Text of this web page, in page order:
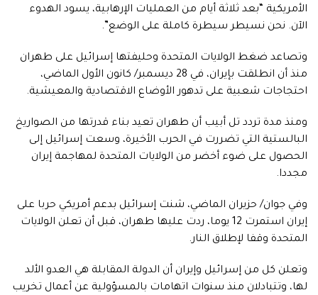
الأمريكية “بعد ثلاثة أيام من العمليات الإرهابية، يسود الهدوء
الآن. نحن نسيطر سيطرة كاملة على الوضع”.
وتصاعد ضغط الولايات المتحدة وحليفتها إسرائيل على طهران
منذ أن انطلقت بإيران، في 28 ديسمبر/ كانون الأول الماضي،
احتجاجات شعبية على تدهور الأوضاع الاقتصادية والمعيشية.
ومنذ مدة تردد تل أبيب أن طهران تعيد بناء قدرتها من الصواريخ
البالستية التي تضررت في الحرب الأخيرة، وسعت إسرائيل إلى
الحصول على ضوء أخضر من الولايات المتحدة لمهاجمة إيران
مجددا.
وفي جوان/ حزيران الماضي، شنت إسرائيل بدعم أمريكي حربا على
إيران استمرت 12 يوما، ردت عليها طهران، قبل أن تعلن الولايات
المتحدة وقفا لإطلاق النار.
وتعلن كل من إسرائيل وإيران أن الدولة المقابلة هي العدو الألد
لها، وتتبادلان منذ سنوات اتهامات بالمسؤولية عن أعمال تخريب